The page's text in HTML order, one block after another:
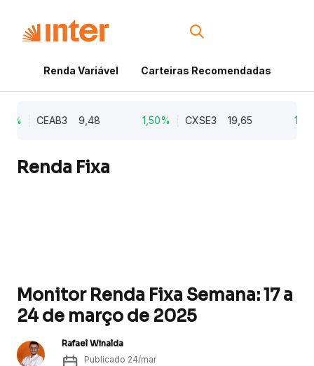
Renda Variável Carteiras Recomendadas
CEAB3 9,48 1,50% CXSE3 19,65
Renda Fixa
Monitor Renda Fixa Semana: 17 a
24 de março de 2025
Rafael Winalda
Publicado 24/mar